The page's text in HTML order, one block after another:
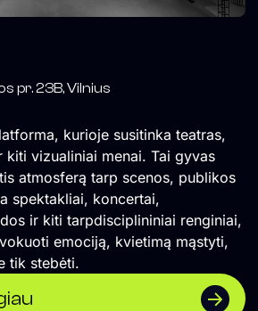
pr. 23B, Vilnius
kurioje susitinka teatras,
kiti vizualiniai menai. Tai gyvas
atmosferą tarp scenos, publikos
spektakliai, koncertai,
ir kiti tarpdisciplininiai renginiai,
emociją, kvietimą mąstyti,
tik stebėti.